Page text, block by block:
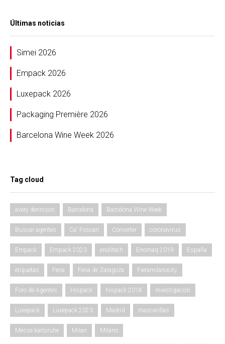
Últimas noticias
Simei 2026
Empack 2026
Luxepack 2026
Packaging Première 2026
Barcelona Wine Week 2026
Tag cloud
avery dennison Barcelona Barcelona Wine Week
Buscar agentes Ca' Foscari Converter coronavirus
Empack Empack 2023 enolitech Enomaq 2019 España
etiquetas Feria Feria de Zaragoza Fieramilanocity
Foro de Agentes Hispack hispack 2018 investigación
Luxepack Luxepack 2023 Madrid mascarillas
Messe karlsruhe Milan Milano